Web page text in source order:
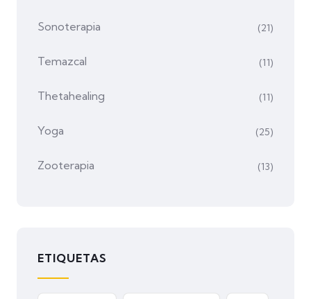
Sonoterapia (21)
Temazcal (11)
Thetahealing (11)
Yoga (25)
Zooterapia (13)
ETIQUETAS